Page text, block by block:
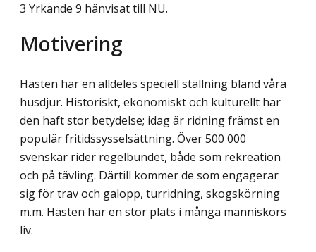
3 Yrkande 9 hänvisat till NU.
Motivering
Hästen har en alldeles speciell ställning bland våra
husdjur. Historiskt, ekonomiskt och kulturellt har
den haft stor betydelse; idag är ridning främst en
populär fritidssysselsättning. Över 500 000
svenskar rider regelbundet, både som rekreation
och på tävling. Därtill kommer de som engagerar
sig för trav och galopp, turridning, skogskörning
m.m. Hästen har en stor plats i många människors
liv.